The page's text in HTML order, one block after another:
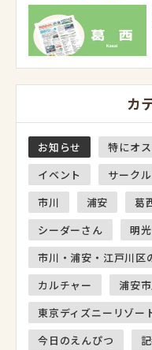
カ
お知らせ 特にオ
イベント
サークル
市川
浦安 葛
シーダーさん
明
市川・浦安・江戸川区
カルチャー
浦安
東京ディズニーリゾー
今日のえんぴつ